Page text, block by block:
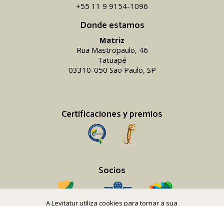
A Levitatur utiliza cookies para tornar a sua
Donde estamos
Matriz
Rua Mastropaulo, 46
Tatuapé
03310-050 São Paulo, SP
Certificaciones y premios
Socios
+55 11 9 9154-1096‬